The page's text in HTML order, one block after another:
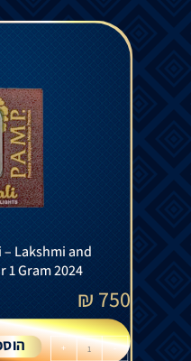
– Lakshmi and
1 Gram 2024
750
₪
-
+